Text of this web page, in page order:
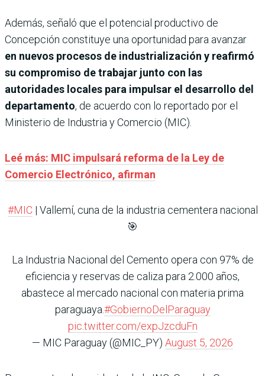
Además, señaló que el potencial productivo de
Concepción constituye una oportunidad para avanzar
en nuevos procesos de industrialización y reafirmó
su compromiso de trabajar junto con las
autoridades locales para impulsar el desarrollo del
departamento, de acuerdo con lo reportado por el
Ministerio de Industria y Comercio (MIC).
Leé más: MIC impulsará reforma de la Ley de
Comercio Electrónico, afirman
#MIC| Vallemí, cuna de la industria cementera nacional
🎯
La Industria Nacional del Cemento opera con 97% de
eficiencia y reservas de caliza para 2.000 años,
abastece al mercado nacional con materia prima
paraguaya.#GobiernoDelParaguay
pic.twitter.com/expJzcduFn
— MIC Paraguay (@MIC_PY) August 5, 2026